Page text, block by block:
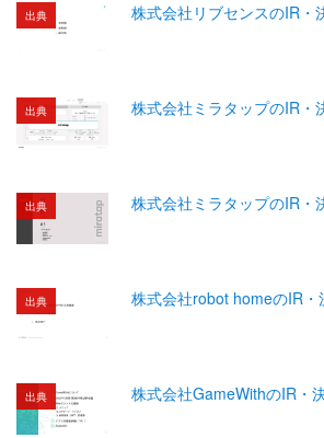
出典 株式会社リブセンスのIR・
出典 株式会社ミラタップのIR・
出典 株式会社ミラタップのIR・
出典 株式会社robot homeのIR・
出典 株式会社GameWithのIR・